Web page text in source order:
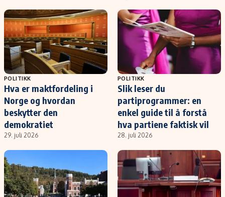
POLITIKK
Hva er maktfordeling i
Norge og hvordan
beskytter den
demokratiet
29. juli 2026
POLITIKK
Slik leser du
partiprogrammer: en
enkel guide til å forstå
hva partiene faktisk vil
28. juli 2026